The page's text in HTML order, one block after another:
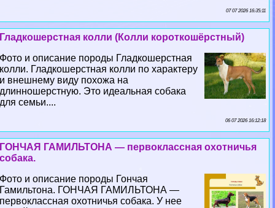
07 07 2026 16:35:11
Гладкошерстная колли (Колли короткошёрстный)
Фото и описание породы Гладкошерстная
колли. Гладкошерстная колли по хаpaктеру
и внешнему виду похожа на
длинношерстную. Это идеальная собака
для семьи....
06 07 2026 16:12:18
ГОНЧАЯ ГАМИЛЬТОНА — первоклассная охотничья
собака.
Фото и описание породы Гончая
Гамильтона. ГОНЧАЯ ГАМИЛЬТОНА —
первоклассная охотничья собака. У нее